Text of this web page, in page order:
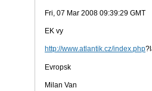
Fri, 07 Mar 2008 09:39:29 GMT
EK vy
http://www.atlantik.cz/index.php
Evropsk
Milan Van